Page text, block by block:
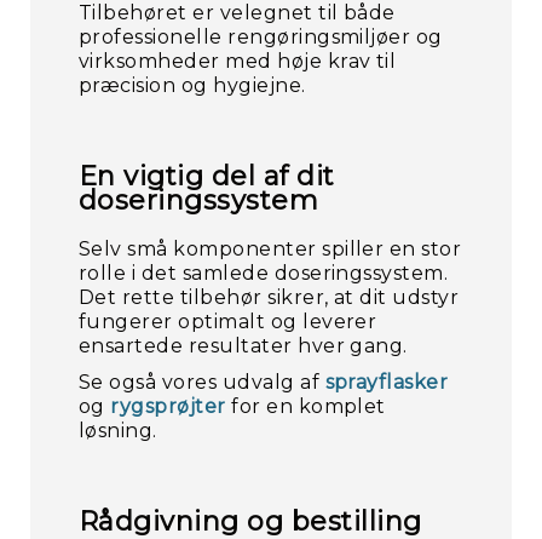
Tilbehøret er velegnet til både
professionelle rengøringsmiljøer og
virksomheder med høje krav til
præcision og hygiejne.
En vigtig del af dit
doseringssystem
Selv små komponenter spiller en stor
rolle i det samlede doseringssystem.
Det rette tilbehør sikrer, at dit udstyr
fungerer optimalt og leverer
ensartede resultater hver gang.
Se også vores udvalg af sprayflasker
og rygsprøjter for en komplet
løsning.
Rådgivning og bestilling